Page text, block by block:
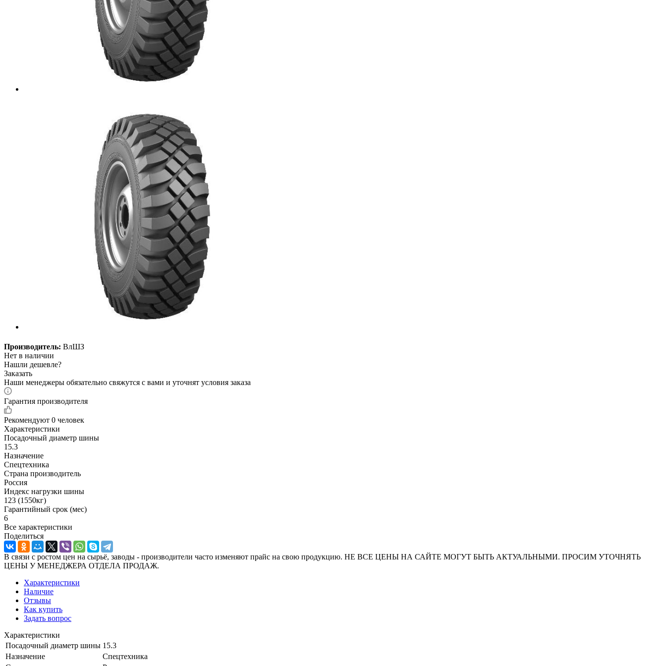
Производитель: ВлШЗ
Нет в наличии
Нашли дешевле?
Заказать
Наши менеджеры обязательно свяжутся с вами и уточнят условия заказа
Гарантия производителя
Рекомендуют 0 человек
Характеристики
Посадочный диаметр шины
15.3
Назначение
Спецтехника
Страна производитель
Россия
Индекс нагрузки шины
123 (1550кг)
Гарантийный срок (мес)
6
Все характеристики
Поделиться
В связи с ростом цен на сырьё, заводы - производители часто изменяют прайс на свою продукцию. НЕ ВСЕ ЦЕНЫ НА САЙТЕ МОГУТ БЫТЬ АКТУАЛЬНЫМИ. ПРОСИМ УТОЧНЯТЬ
ЦЕНЫ У МЕНЕДЖЕРА ОТДЕЛА ПРОДАЖ.
Характеристики
Наличие
Отзывы
Как купить
Задать вопрос
Характеристики
Посадочный диаметр шины 15.3
Назначение
Спецтехника